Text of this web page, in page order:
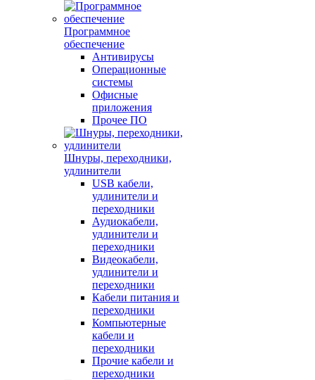
Программное
обеспечение
Антивирусы
Операционные
системы
Офисные
приложения
Прочее ПО
Шнуры, переходники,
удлинители
USB кабели,
удлинители и
переходники
Аудиокабели,
удлинители и
переходники
Видеокабели,
удлинители и
переходники
Кабели питания и
переходники
Компьютерные
кабели и
переходники
Прочие кабели и
переходники